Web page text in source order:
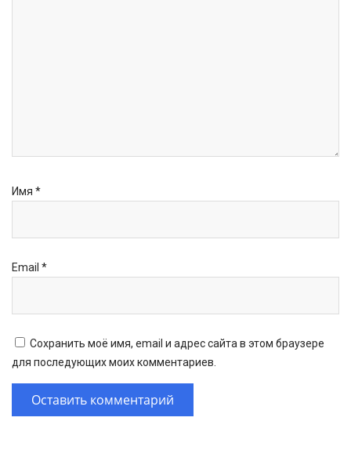
Имя *
Email *
Сохранить моё имя, email и адрес сайта в этом браузере
для последующих моих комментариев.